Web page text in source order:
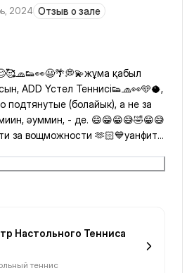
2024 Отзыв о зале
қабыл
ADD Үстел Теннисі👟🧢👀🩵🥥,
әуммин, - де. 😄😁😁😅🤣😁😅
не переставай
🍈воду 🍑ғой , керек,
Настольного Тенниса
теннис